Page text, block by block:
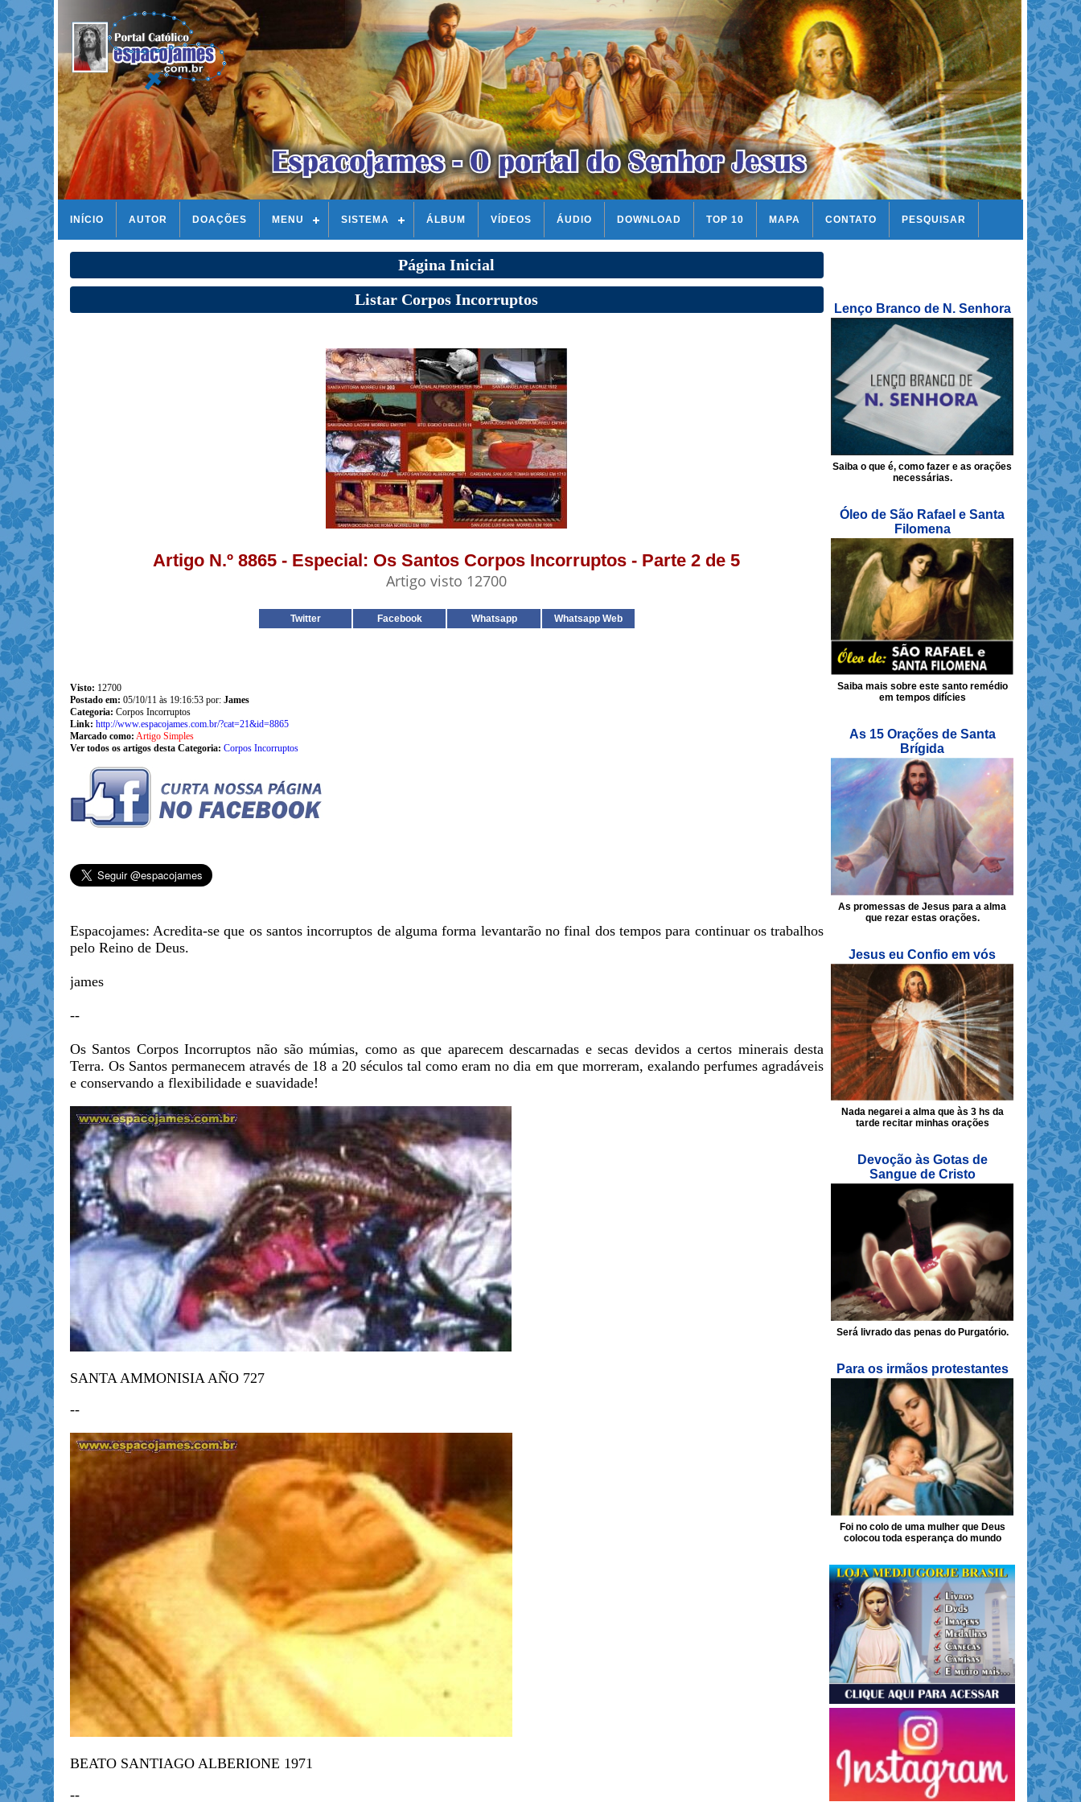
INÍCIO AUTOR DOAÇÕES MENU SISTEMA ÁLBUM VÍDEOS ÁUDIO DOWNLOAD TOP 10 MAPA CONTATO PESQUISAR
Página Inicial
Listar Corpos Incorruptos
Artigo N.º 8865 - Especial: Os Santos Corpos Incorruptos - Parte 2 de 5
Artigo visto 12700
Twitter Facebook Whatsapp Whatsapp Web
Visto: 12700
Postado em: 05/10/11 às 19:16:53 por: James
Categoria: Corpos Incorruptos
Link: http://www.espacojames.com.br/?cat=21&id=8865
Marcado como: Artigo Simples
Ver todos os artigos desta Categoria: Corpos Incorruptos
Espacojames: Acredita-se que os santos incorruptos de alguma forma levantarão no final dos tempos para continuar os trabalhos
pelo Reino de Deus.
james
--
Os Santos Corpos Incorruptos não são múmias, como as que aparecem descarnadas e secas devidos a certos minerais desta
Terra. Os Santos permanecem através de 18 a 20 séculos tal como eram no dia em que morreram, exalando perfumes agradáveis
e conservando a flexibilidade e suavidade!
SANTA AMMONISIA AÑO 727
--
BEATO SANTIAGO ALBERIONE 1971
--
Lenço Branco de N. Senhora
Saiba o que é, como fazer e as orações
necessárias.
Óleo de São Rafael e Santa
Filomena
Saiba mais sobre este santo remédio
em tempos difícies
As 15 Orações de Santa
Brígida
As promessas de Jesus para a alma
que rezar estas orações.
Jesus eu Confio em vós
Nada negarei a alma que às 3 hs da
tarde recitar minhas orações
Devoção às Gotas de
Sangue de Cristo
Será livrado das penas do Purgatório.
Para os irmãos protestantes
Foi no colo de uma mulher que Deus
colocou toda esperança do mundo